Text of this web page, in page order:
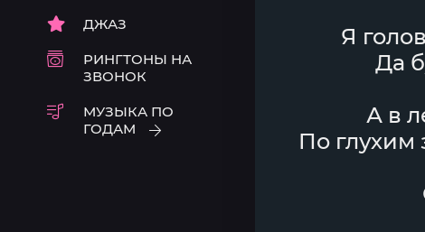
ДЖАЗ
РИНГТОНЫ НА
ЗВОНОК
МУЗЫКА ПО
ГОДАМ
Я
Да
А в
По глухим